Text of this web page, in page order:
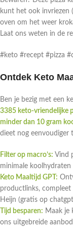
kunt het ook invriezen
oven om het weer
Laat ons weten in de
#keto #recept #pizza
Ontdek Keto
Ben je bezig met een
3385 keto-vriendelijke
minder dan 10 gram
dieet nog eenvoudiger
Filter op macro’s: Vind
minimale
Keto Maaltijd GPT:
productlinks,
Heijn (gratis op
Tijd besparen: Maak je
ons uitgebreide